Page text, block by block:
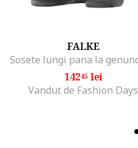
FALKE
14245lei
Vandut de Fashion Days